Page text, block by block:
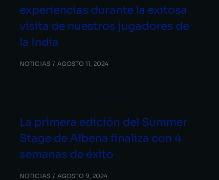
experiencias durante la exitosa
visita de nuestros jugadores de
la India
NOTICIAS AGOSTO 11, 2024
La primera edición del Summer
Stage de Albena finaliza con 4
semanas de éxito
NOTICIAS AGOSTO 9, 2024